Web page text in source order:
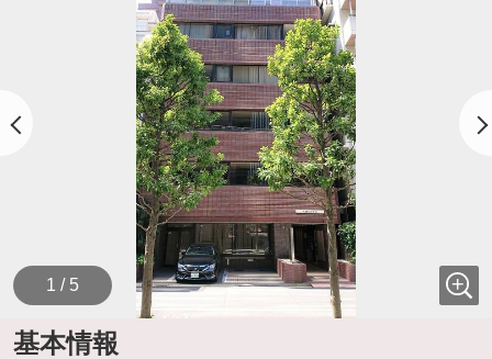
1 / 5
基本情報